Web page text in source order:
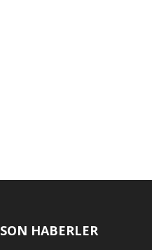
SON HABERLER